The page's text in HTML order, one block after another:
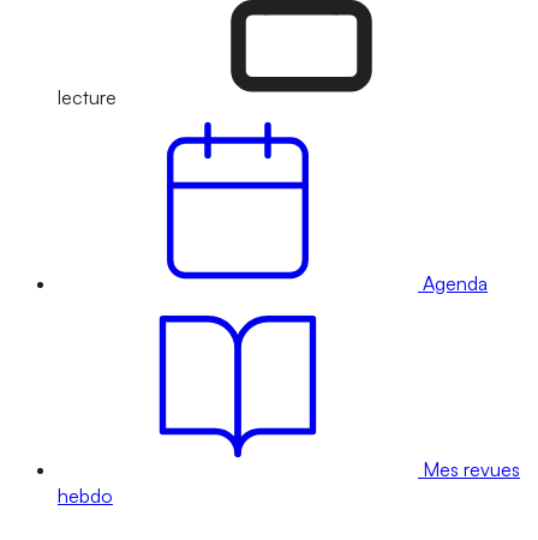
lecture
Agenda
Mes revues
hebdo